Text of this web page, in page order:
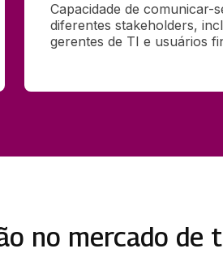
Capacidade de comunicar-
diferentes stakeholders,
gerentes de TI e usuários
no mercado de